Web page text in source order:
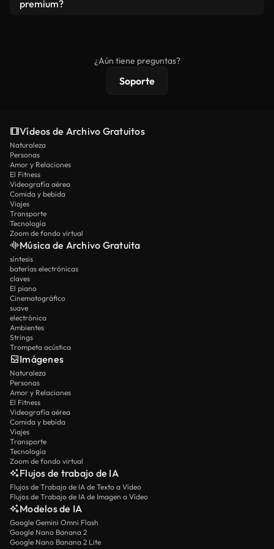
premium?
protecciones de licencia extendidas.
¿Aún tiene preguntas?
Soporte
Vídeos de Archivo Gratuitos
Naturaleza
Personas
Amor y Relaciones
El Fitness
Videografía aérea
Comida y bebida
Viajes
Transporte
Tecnología
Zoom de fondo virtual
Música de Archivo Gratuita
síntesis
baterías electrónicas
claves
El piano
Cinematográfico
suave
electrónica
Ambientes
Strings
Trompeta acústica
Imágenes
Naturaleza
Personas
Amor y Relaciones
El Fitness
Videografía aérea
Comida y bebida
Viajes
Transporte
Tecnología
Zoom de fondo virtual
Flujos de trabajo de IA
Flujos de Trabajo de IA de Texto a Vídeo
Flujos de Trabajo de IA de Imagen a Vídeo
Modelos de IA
Google Gemini Omni Flash
Google Nano Banana 2
Google Nano Banana 2 Lite